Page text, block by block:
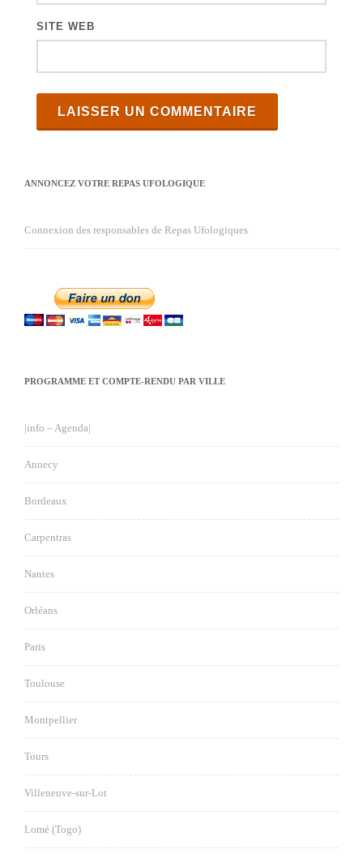
SITE WEB
ANNONCEZ VOTRE REPAS UFOLOGIQUE
Connexion des responsables de Repas Ufologiques
PROGRAMME ET COMPTE-RENDU PAR VILLE
|info – Agenda|
Annecy
Bordeaux
Carpentras
Nantes
Orléans
Paris
Toulouse
Montpellier
Tours
Villeneuve-sur-Lot
Lomé (Togo)